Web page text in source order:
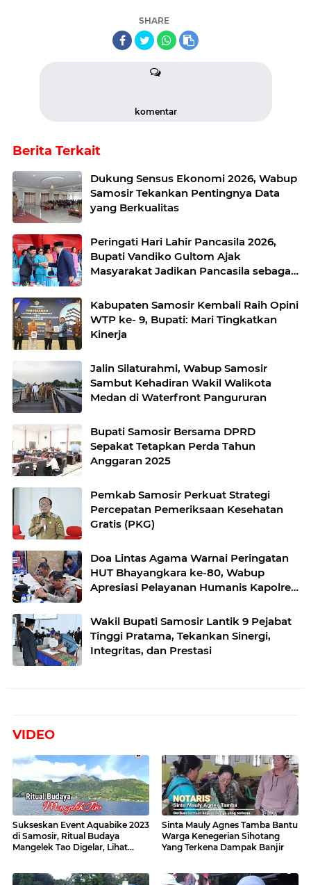
SHARE
komentar
Berita Terkait
Dukung Sensus Ekonomi 2026, Wabup
Samosir Tekankan Pentingnya Data
yang Berkualitas
Peringati Hari Lahir Pancasila 2026,
Bupati Vandiko Gultom Ajak
Masyarakat Jadikan Pancasila sebagai
Kabupaten Samosir Kembali Raih Opini
WTP ke- 9, Bupati: Mari Tingkatkan
Kinerja
Jalin Silaturahmi, Wabup Samosir
Sambut Kehadiran Wakil Walikota
Medan di Waterfront Pangururan
Bupati Samosir Bersama DPRD
Sepakat Tetapkan Perda Tahun
Anggaran 2025
Pemkab Samosir Perkuat Strategi
Percepatan Pemeriksaan Kesehatan
Gratis (PKG)
Doa Lintas Agama Warnai Peringatan
HUT Bhayangkara ke-80, Wabup
Apresiasi Pelayanan Humanis Kapolres
Wakil Bupati Samosir Lantik 9 Pejabat
Tinggi Pratama, Tekankan Sinergi,
Integritas, dan Prestasi
VIDEO
Sukseskan Event Aquabike 2023
di Samosir, Ritual Budaya
Mangelek Tao Digelar, Lihat
Sinta Mauly Agnes Tamba Bantu
Warga Kenegerian Sihotang
Yang Terkena Dampak Banjir